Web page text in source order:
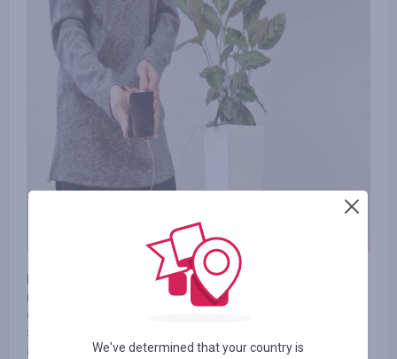
Bioo Lite является цветочным горшком, заряжающий
гаджеты пользователей. Аппарат умеет преобразить
фотосинтез от растений в самую настоящую
электроэнергию благодаря особого органического слоя,
а также за счет воды с электродами. Применение
We've determined that your country is